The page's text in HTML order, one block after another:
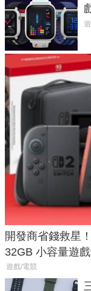
開發商省錢救星
32GB 小容量遊
遊戲/電競